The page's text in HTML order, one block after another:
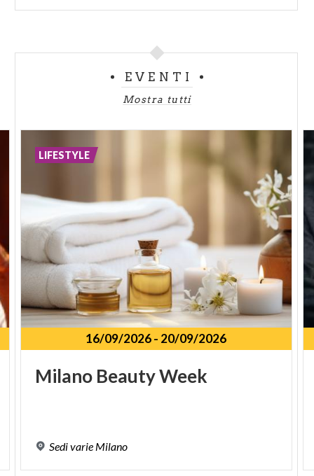
EVENTI
Mostra tutti
16/09/2026- 20/09/2026
Milano BeautyWeek
Sedivarie Milano
LIFESTYLE